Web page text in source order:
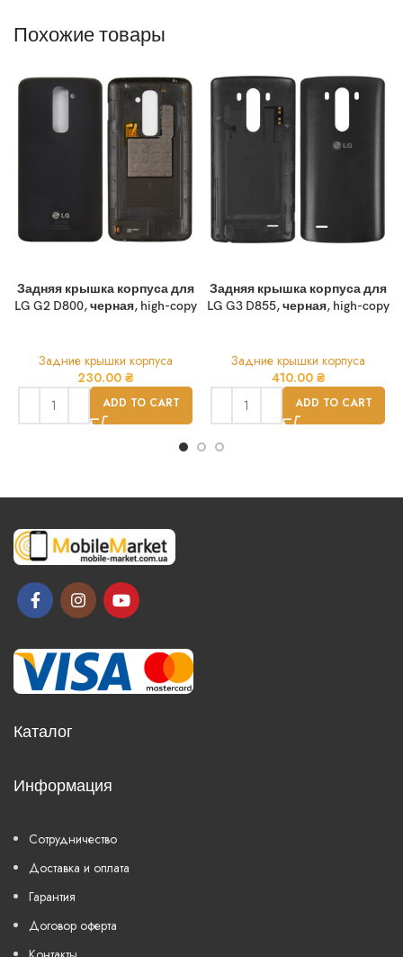
Похожие товары
Задняя крышка корпуса для
LG G2 D800, черная, high-copy
Задние крышки корпуса
230.00 ₴
ADD TO CART
Задняя крышка корпуса для
LG G3 D855, черная, high-copy
Задние крышки корпуса
410.00 ₴
ADD TO CART
Каталог
Информация
Сотрудничество
Доставка и оплата
Гарантия
Договор оферта